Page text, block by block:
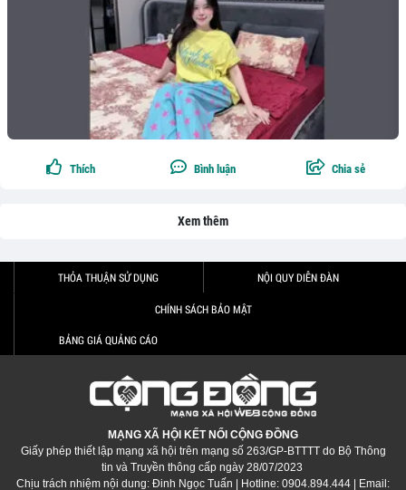
Thích Bình luận Chia sẻ
Xem thêm
THỎA THUẬN SỬ DỤNG NỘI QUY DIỄN ĐÀN
CHÍNH SÁCH BẢO MẬT
BẢNG GIÁ QUẢNG CÁO
MẠNG XÃ HỘI KẾT NỐI CỘNG ĐỒNG
Giấy phép thiết lập mạng xã hội trên mạng số 263/GP-BTTTT do Bộ Thông
tin và Truyền thông cấp ngày 28/07/2023
Chịu trách nhiệm nội dung: Đinh Ngọc Tuấn | Hotline: 0904.894.444 | Email: